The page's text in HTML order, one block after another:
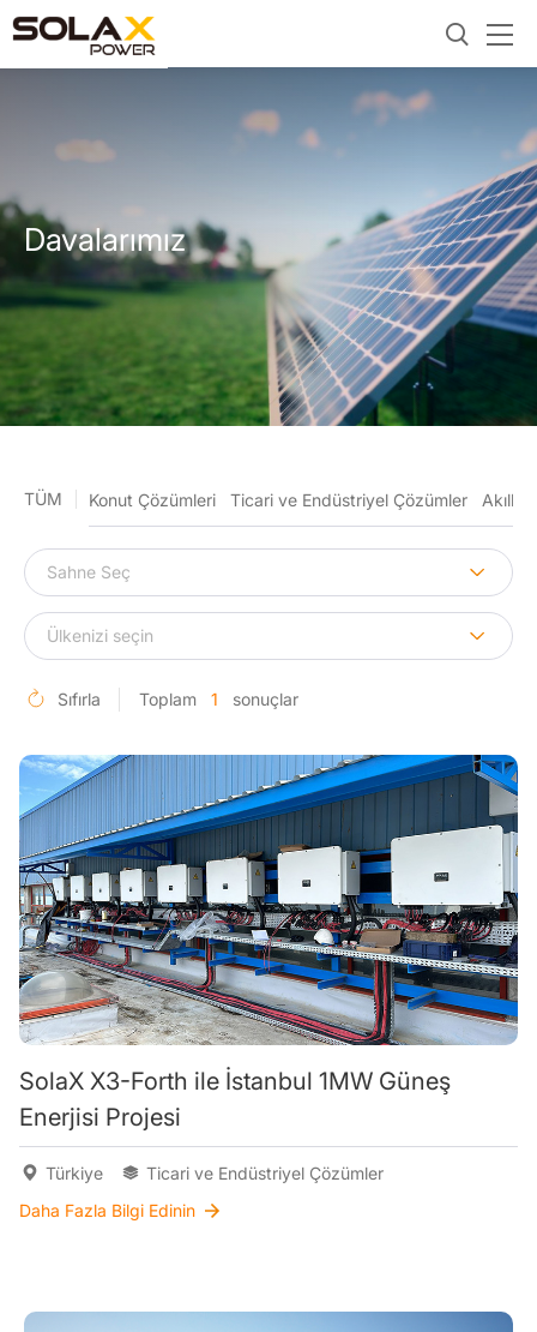
Davalarımız
TÜM Konut Çözümleri Ticari ve Endüstriyel Çözümler Akıllı
Sıfırla Toplam 1 sonuçlar
SolaX X3-Forth ile İstanbul 1MW Güneş
Enerjisi Projesi
Türkiye
Ticari ve Endüstriyel Çözümler
Daha Fazla Bilgi Edinin